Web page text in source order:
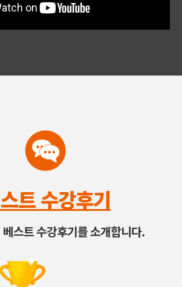
트 수강후기
스트 수강후기를 소개합니다.